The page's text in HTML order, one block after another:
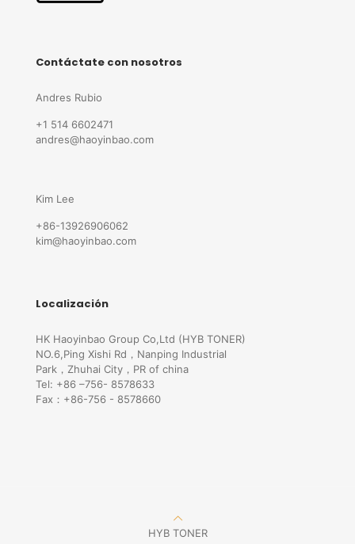
Contáctate con nosotros
Andres Rubio
+1 514 6602471
andres@haoyinbao.com
Kim Lee
+86-13926906062
kim@haoyinbao.com
Localización
HK Haoyinbao Group Co,Ltd (HYB TONER)
NO.6,Ping Xishi Rd，Nanping Industrial
Park，Zhuhai City，PR of china
Tel: +86 –756- 8578633
Fax：+86-756 - 8578660
HYB TONER